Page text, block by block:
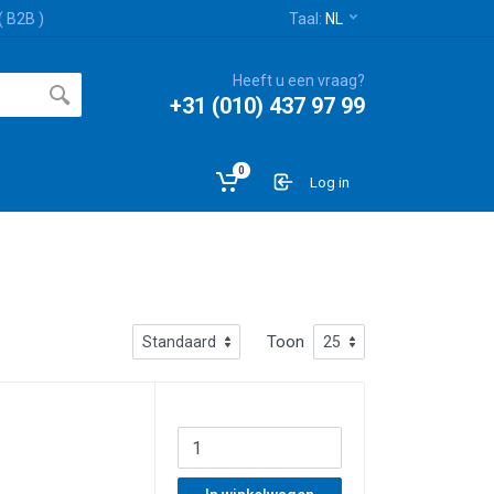
B2B ) Taal: NL
Heeft u een vraag?
+31 (010) 437 97 99
0
Log in
Toon